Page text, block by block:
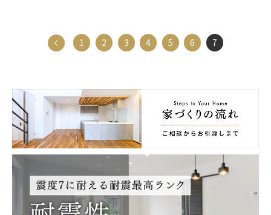
1 2 3 4 5 6 7